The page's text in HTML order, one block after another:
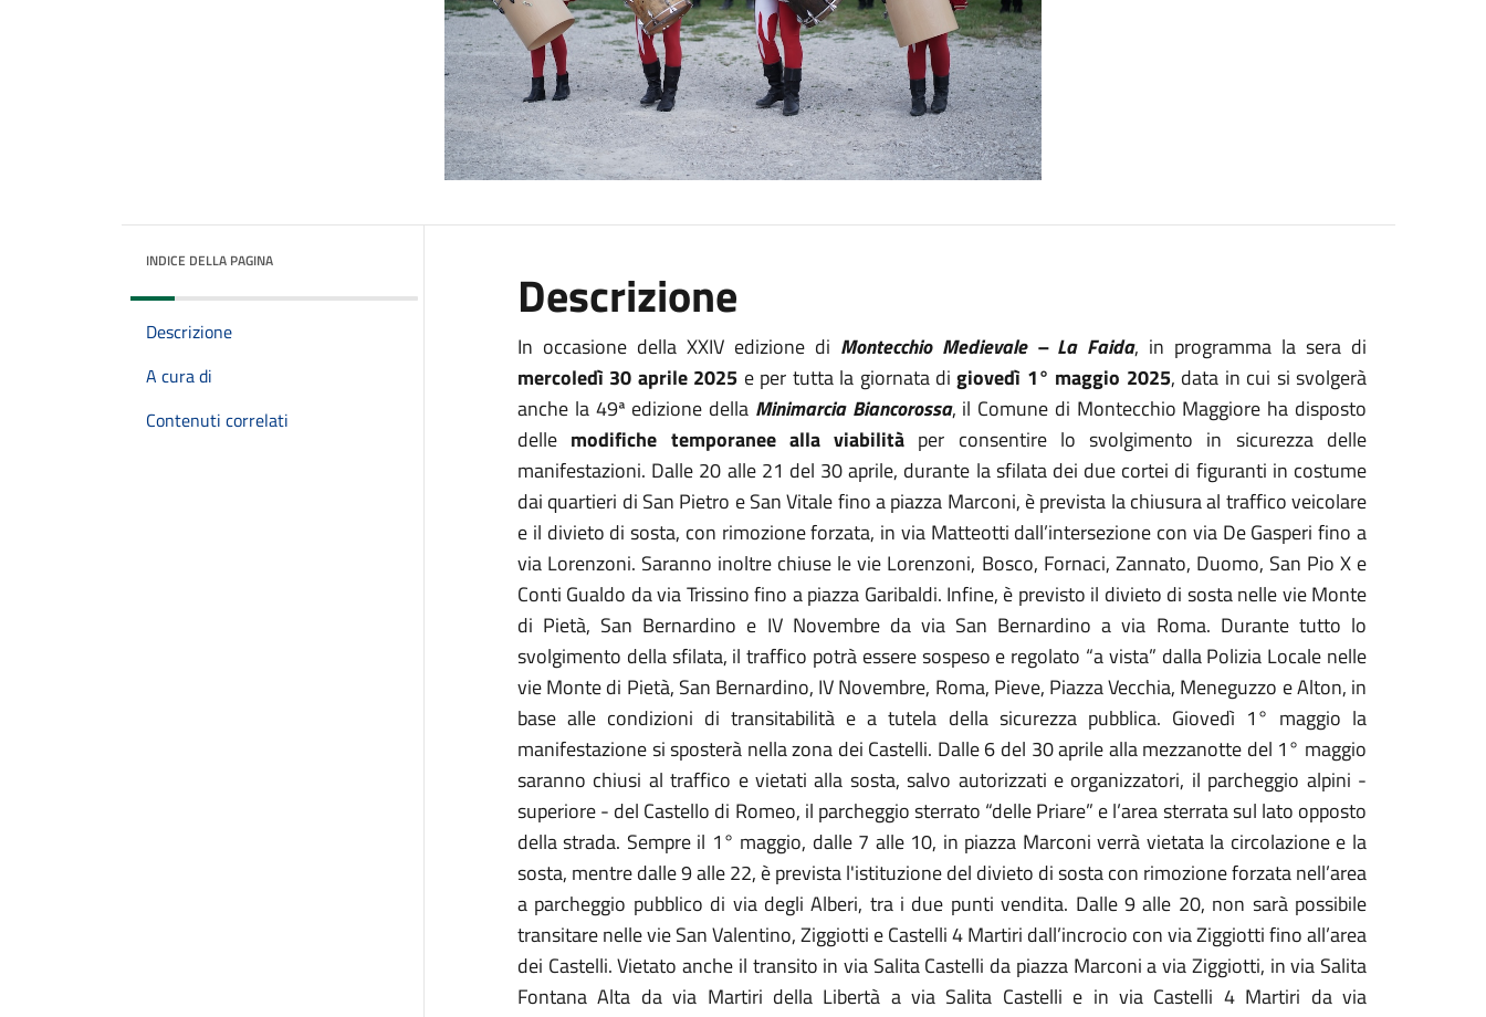
INDICE DELLA PAGINA
Descrizione
A cura di
Contenuti correlati
Descrizione
In occasione della XXIV edizione di Montecchio Medievale – La Faida, in programma la sera di
mercoledì 30 aprile 2025 e per tutta la giornata digiovedì 1° maggio 2025, data in cui si svolgerà
anche la 49ª edizione della Minimarcia Biancorossa, il Comune di Montecchio Maggiore ha disposto
delle modifiche temporanee alla viabilità per consentire lo svolgimento in sicurezza delle
manifestazioni. Dalle 20 alle 21 del 30 aprile, durante la sfilata dei due cortei di figuranti in costume
dai quartieri di San Pietro e San Vitale fino a piazza Marconi, è prevista la chiusura al traffico veicolare
e il divieto di sosta, con rimozione forzata, in via Matteotti dall’intersezione con via De Gasperi fino a
via Lorenzoni. Saranno inoltre chiuse le vie Lorenzoni, Bosco, Fornaci, Zannato, Duomo, San Pio X e
Conti Gualdo da via Trissino fino a piazza Garibaldi. Infine, è previsto il divieto di sosta nelle vie Monte
di Pietà, San Bernardino e IV Novembre da via San Bernardino a via Roma. Durante tutto lo
svolgimento della sfilata, il traffico potrà essere sospeso e regolato “a vista” dalla Polizia Locale nelle
vie Monte di Pietà, San Bernardino, IV Novembre, Roma, Pieve, Piazza Vecchia, Meneguzzo e Alton, in
base alle condizioni di transitabilità e a tutela della sicurezza pubblica. Giovedì 1° maggio la
manifestazione si sposterà nella zona dei Castelli. Dalle 6 del 30 aprile alla mezzanotte del 1° maggio
saranno chiusi al traffico e vietati alla sosta, salvo autorizzati e organizzatori, il parcheggio alpini -
superiore - del Castello di Romeo, il parcheggio sterrato “delle Priare” e l’area sterrata sul lato opposto
della strada. Sempre il 1° maggio, dalle 7 alle 10, in piazza Marconi verrà vietata la circolazione e la
sosta, mentre dalle 9 alle 22, è prevista l'istituzione del divieto di sosta con rimozione forzata nell’area
a parcheggio pubblico di via degli Alberi, tra i due punti vendita. Dalle 9 alle 20, non sarà possibile
transitare nelle vie San Valentino, Ziggiotti e Castelli 4 Martiri dall’incrocio con via Ziggiotti fino all’area
dei Castelli. Vietato anche il transito in via Salita Castelli da piazza Marconi a via Ziggiotti, in via Salita
Fontana Alta da via Martiri della Libertà a via Salita Castelli e in via Castelli 4 Martiri da via